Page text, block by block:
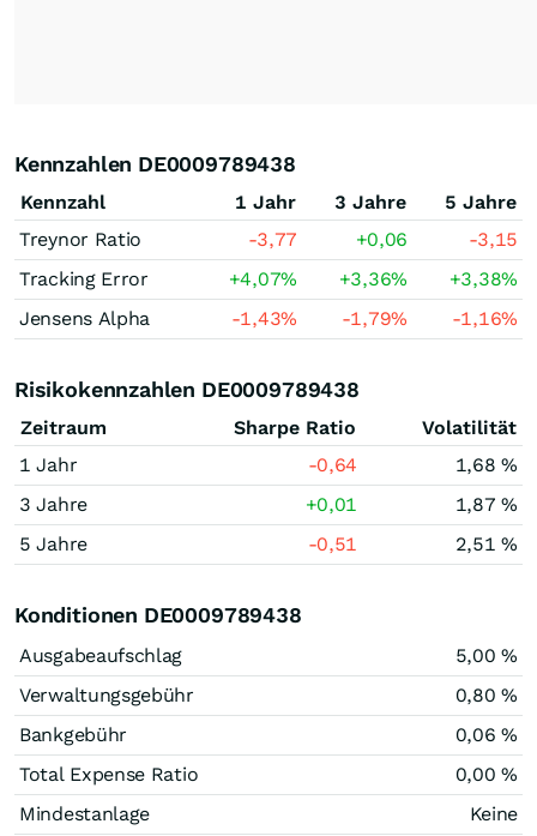
Kennzahlen DE0009789438
Kennzahl 1 Jahr 3 Jahre
5 Jahre
Treynor Ratio
-3,77 +0,06
-3,15
Tracking Error
+4,07% +3,36% +3,38%
Jensens Alpha
-1,43% -1,79% -1,16%
Risikokennzahlen DE0009789438
Zeitraum Sharpe Ratio
Volatilität
1 Jahr
-0,64
1,68 %
3 Jahre
+0,01
1,87 %
5 Jahre
-0,51 2,51 %
Konditionen DE0009789438
Ausgabeaufschlag
5,00 %
Verwaltungsgebühr
0,80 %
Bankgebühr
0,06 %
Total Expense Ratio
0,00 %
Mindestanlage
Keine